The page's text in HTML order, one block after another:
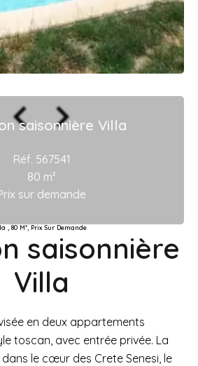
saisonnière Villa
Réf. 567541
80 m²
sur demande
, 80 M², Prix Sur Demande
saisonnière
Villa
en deux appartements
toscan, avec entrée privée. La
le cœur des Crete Senesi, le